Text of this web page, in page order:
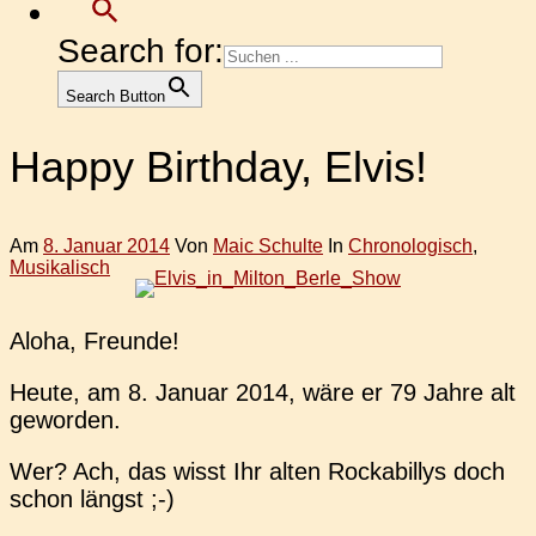
Search for:
Search Button
Happy Birthday, Elvis!
Am 8. Januar 2014 Von Maic Schulte In Chronologisch,
Musikalisch
Aloha, Freun­de!
Heute, am 8. Januar 2014, wäre er 79 Jahre alt
geworden.
Wer? Ach, das wisst Ihr alten Rocka­bil­lys doch
schon längst ;-)